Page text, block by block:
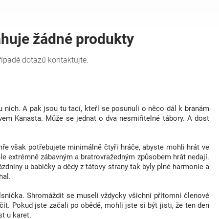
A pak jsou tu tací, kteří se posunuli o něco dál k branám
Kanasta. Může se jednat o dva nesmiřitelné tábory. A dost
však potřebujete minimálně čtyři hráče, abyste mohli hrát ve
zábavným a bratrovražedným způsobem hrát nedají.
u babičky a dědy z tátovy strany tak byly plné harmonie a
Shromáždit se museli vždycky všichni přítomní členové
Pokud jste začali po obědě, mohli jste si být jisti, že ten den
u karet.